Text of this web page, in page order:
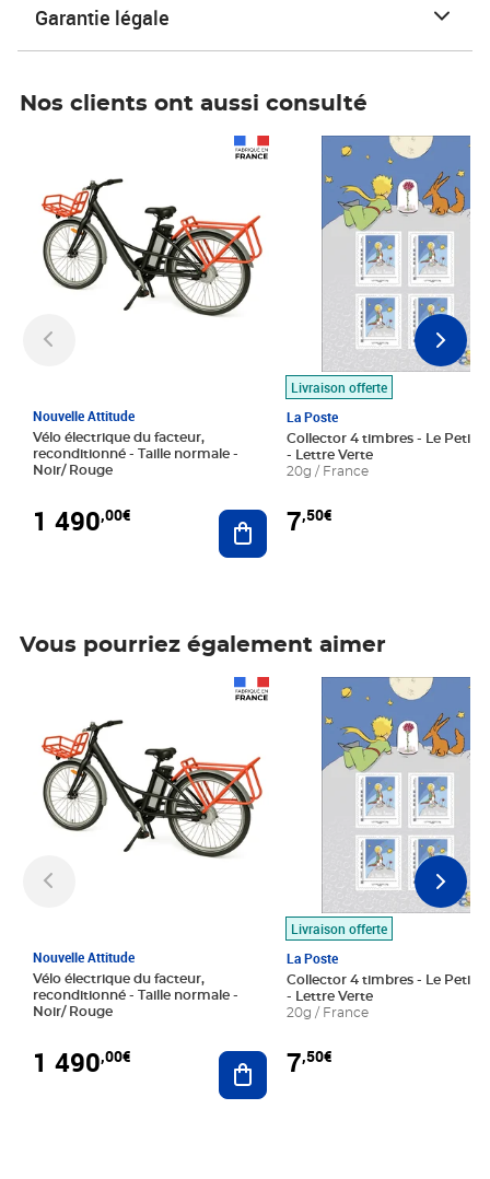
Garantie légale
Nos clients ont aussi consulté
Nouvelle Attitude
Vélo électrique du facteur,
reconditionné - Taille normale -
Noir/ Rouge
1 490,00€ Ajouter au panier
Livraison offerte
La Poste
Collector 4 timbres - Le Petit
- Lettre Verte
20g / France
7,50€
Prix 7,50€
Vous pourriez également aimer
Nouvelle Attitude
Vélo électrique du facteur,
reconditionné - Taille normale -
Noir/ Rouge
1 490,00€ Ajouter au panier
Livraison offerte
La Poste
Collector 4 timbres - Le Petit
- Lettre Verte
20g / France
7,50€
Prix 7,50€